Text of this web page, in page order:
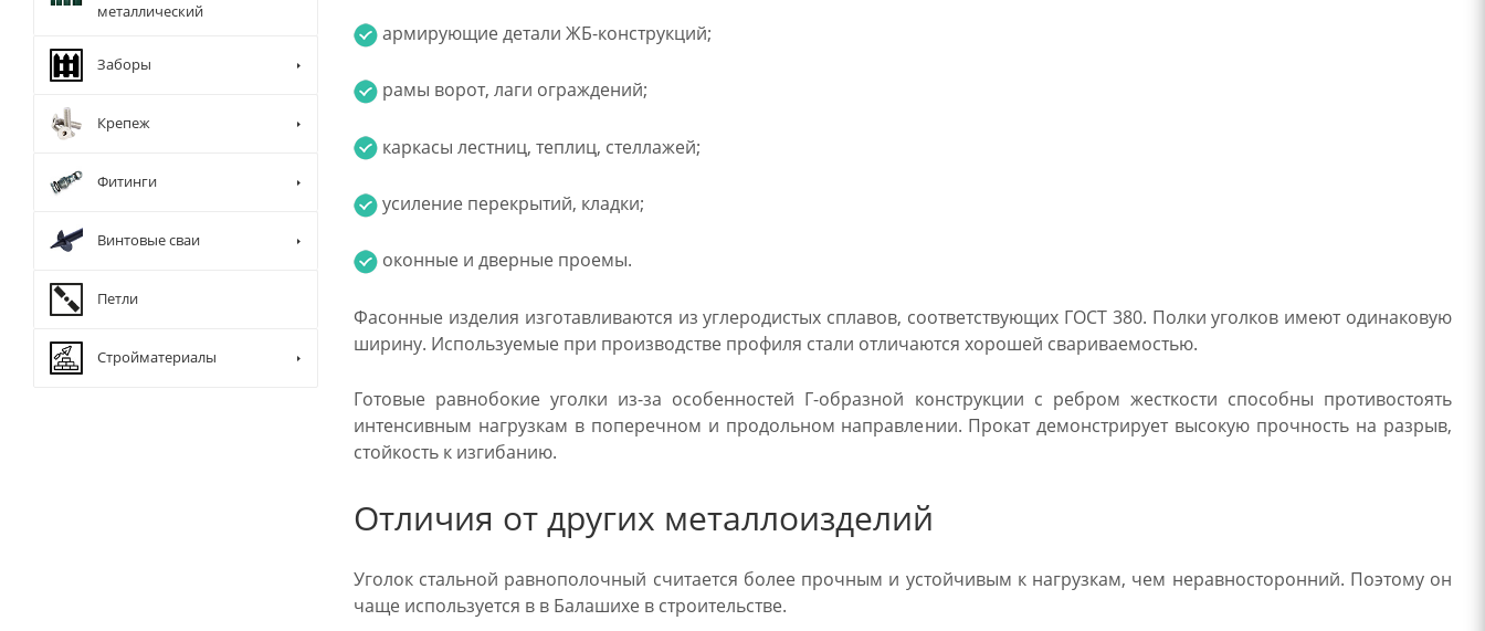
армирующие детали ЖБ-конструкций;
рамы ворот, лаги ограждений;
каркасы лестниц, теплиц, стеллажей;
усиление перекрытий, кладки;
оконные и дверные проемы.
Фасонные изделия изготавливаются из углеродистых сплавов, соответствующих ГОСТ 380. Полки уголков имеют одинаковую
ширину. Используемые при производстве профиля стали отличаются хорошей свариваемостью.
Готовые равнобокие уголки из-за особенностей Г-образной конструкции с ребром жесткости способны противостоять
интенсивным нагрузкам в поперечном и продольном направлении. Прокат демонстрирует высокую прочность на разрыв,
стойкость к изгибанию.
Отличия от других металлоизделий
Уголок стальной равнополочный считается более прочным и устойчивым к нагрузкам, чем неравносторонний. Поэтому он
чаще используется в в Балашихе в строительстве.
металлический
Заборы
Крепеж
Фитинги
Винтовые сваи
Петли
Стройматериалы